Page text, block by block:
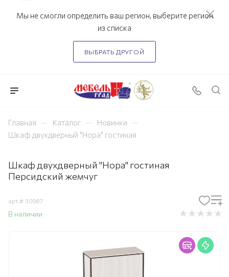
Мы не смогли определить ваш регион, выберите регион
из списка
ВЫБРАТЬ ДРУГОЙ
Главная — Каталог — Новинки —
Шкаф двухдверный "Нора" гостиная
Шкаф двухдверный "Нора" гостиная
Персидский жемчуг
арт.# 30987
В наличии